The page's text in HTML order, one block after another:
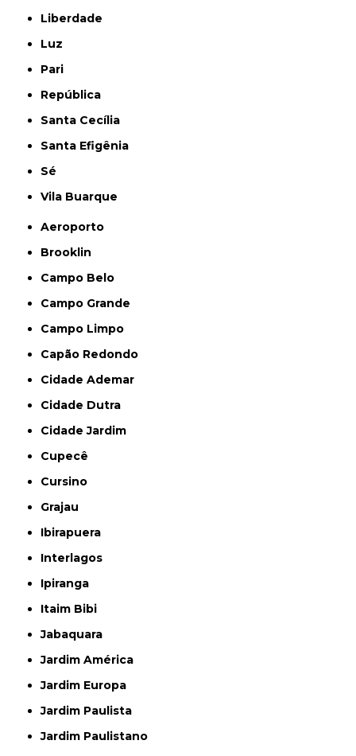
Liberdade
Luz
Pari
República
Santa Cecília
Santa Efigênia
Sé
Vila Buarque
Aeroporto
Brooklin
Campo Belo
Campo Grande
Campo Limpo
Capão Redondo
Cidade Ademar
Cidade Dutra
Cidade Jardim
Cupecê
Cursino
Grajau
Ibirapuera
Interlagos
Ipiranga
Itaim Bibi
Jabaquara
Jardim América
Jardim Europa
Jardim Paulista
Jardim Paulistano